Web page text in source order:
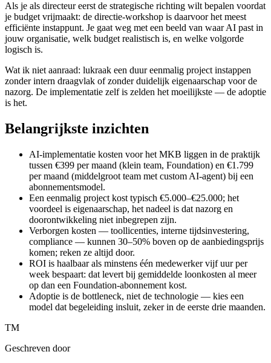
Als je als directeur eerst de strategische richting wilt bepalen voordat
je budget vrijmaakt: de directie-workshop is daarvoor het meest
efficiënte instappunt. Je gaat weg met een beeld van waar AI past in
jouw organisatie, welk budget realistisch is, en welke volgorde
logisch is.
Wat ik niet aanraad: lukraak een duur eenmalig project instappen
zonder intern draagvlak of zonder duidelijk eigenaarschap voor de
nazorg. De implementatie zelf is zelden het moeilijkste — de adoptie
is het.
Belangrijkste inzichten
AI-implementatie kosten voor het MKB liggen in de praktijk
tussen €399 per maand (klein team, Foundation) en €1.799
per maand (middelgroot team met custom AI-agent) bij een
abonnementsmodel.
Een eenmalig project kost typisch €5.000–€25.000; het
voordeel is eigenaarschap, het nadeel is dat nazorg en
doorontwikkeling niet inbegrepen zijn.
Verborgen kosten — toollicenties, interne tijdsinvestering,
compliance — kunnen 30–50% boven op de aanbiedingsprijs
komen; reken ze altijd door.
ROI is haalbaar als minstens één medewerker vijf uur per
week bespaart: dat levert bij gemiddelde loonkosten al meer
op dan een Foundation-abonnement kost.
Adoptie is de bottleneck, niet de technologie — kies een
model dat begeleiding insluit, zeker in de eerste drie maanden.
TM
Geschreven door